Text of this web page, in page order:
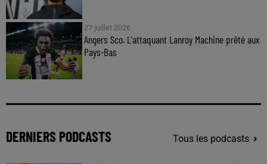
27 juillet 2026
Angers Sco. L'attaquant Lanroy Machine prêté aux
Pays-Bas
DERNIERS PODCASTS Tous les podcasts